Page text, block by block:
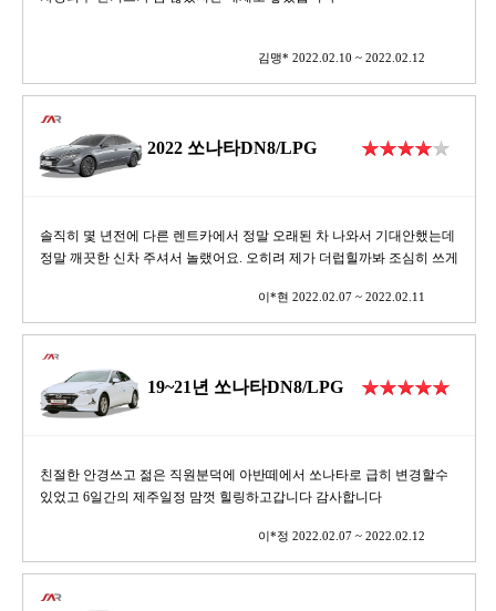
김맹* 2022.02.10 ~ 2022.02.12
2022 쏘나타DN8/LPG
솔직히 몇 년전에 다른 렌트카에서 정말 오래된 차 나와서 기대안했는데
정말 깨끗한 신차 주셔서 놀랬어요. 오히려 제가 더럽힐까봐 조심히 쓰게
이*현 2022.02.07 ~ 2022.02.11
19~21년 쏘나타DN8/LPG
친절한 안경쓰고 젊은 직원분덕에 아반떼에서 쏘나타로 급히 변경할수
있었고 6일간의 제주일정 맘껏 힐링하고갑니다 감사합니다
이*정 2022.02.07 ~ 2022.02.12